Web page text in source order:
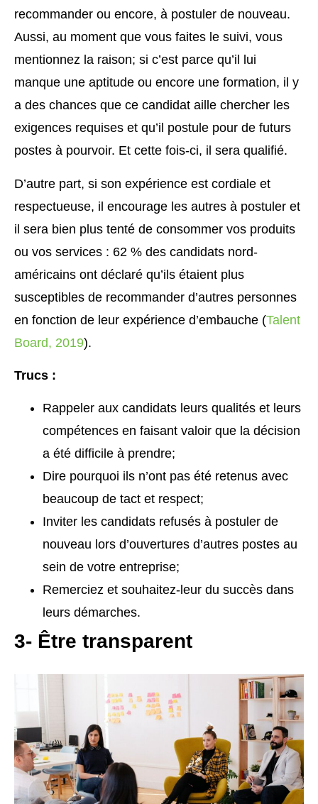
recommander ou encore, à postuler de nouveau.
Aussi, au moment que vous faites le suivi, vous
mentionnez la raison; si c’est parce qu’il lui
manque une aptitude ou encore une formation, il y
a des chances que ce candidat aille chercher les
exigences requises et qu’il postule pour de futurs
postes à pourvoir. Et cette fois-ci, il sera qualifié.
D’autre part, si son expérience est cordiale et
respectueuse, il encourage les autres à postuler et
il sera bien plus tenté de consommer vos produits
ou vos services : 62 % des candidats nord-
américains ont déclaré qu’ils étaient plus
susceptibles de recommander d’autres personnes
en fonction de leur expérience d’embauche (Talent
Board, 2019).
Trucs :
Rappeler aux candidats leurs qualités et leurs
compétences en faisant valoir que la décision
a été difficile à prendre;
Dire pourquoi ils n’ont pas été retenus avec
beaucoup de tact et respect;
Inviter les candidats refusés à postuler de
nouveau lors d’ouvertures d’autres postes au
sein de votre entreprise;
Remerciez et souhaitez-leur du succès dans
leurs démarches.
3- Être transparent